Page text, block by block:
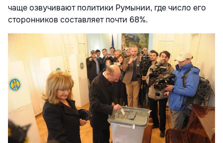
чаще озвучивают политики Румынии, где число его
сторонников составляет почти 68%.